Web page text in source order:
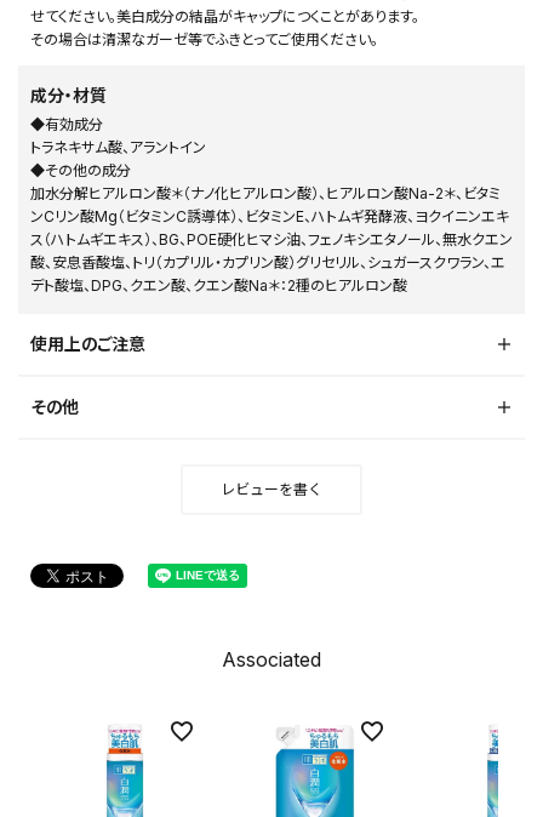
せてください。美白成分の結晶がキャップにつくことがあります。
その場合は清潔なガーゼ等でふきとってご使用ください。
成分・材質
◆有効成分
トラネキサム酸、アラントイン
◆その他の成分
加水分解ヒアルロン酸＊（ナノ化ヒアルロン酸）、ヒアルロン酸Na-2＊、ビタミ
ンCリン酸Mg（ビタミンC誘導体）、ビタミンE、ハトムギ発酵液、ヨクイニンエキ
ス（ハトムギエキス）、BG、POE硬化ヒマシ油、フェノキシエタノール、無水クエン
酸、安息香酸塩、トリ（カプリル・カプリン酸）グリセリル、シュガースクワラン、エ
デト酸塩、DPG、クエン酸、クエン酸Na＊：2種のヒアルロン酸
使用上のご注意
その他
レビューを書く
Associated